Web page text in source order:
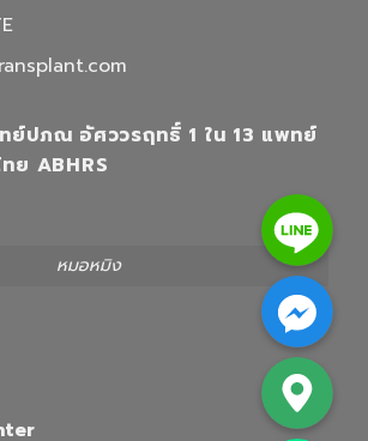
ย์ปภณ อัศววรฤทธิ์ 1 ใน 13 แพทย์
ย ABHRS
หมอหมิง
Line
Facebook Messenger
Google Map